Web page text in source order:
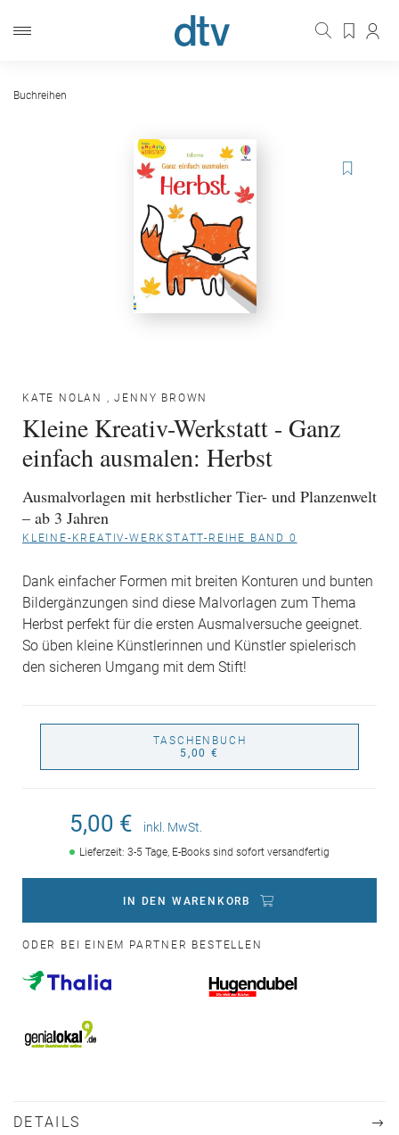
Buchreihen
KATE NOLAN ,JENNY BROWN
Kleine Kreativ-Werkstatt - Ganz
einfach ausmalen: Herbst
Ausmalvorlagen mit herbstlicher Tier- und Planzenwelt
– ab 3 Jahren
KLEINE-KREATIV-WERKSTATT-REIHE BAND 0
Dank einfacher Formen mit breiten Konturen und bunten
Bildergänzungen sind diese Malvorlagen zum Thema
Herbst perfekt für die ersten Ausmalversuche geeignet.
So üben kleine Künstlerinnen und Künstler spielerisch
den sicheren Umgang mit dem Stift!
TASCHENBUCH
5,00 €
5,00 € inkl. MwSt.
Lieferzeit: 3-5 Tage, E-Books sind sofort versandfertig
IN DEN WARENKORB
ODER BEI EINEM PARTNER BESTELLEN
DETAILS